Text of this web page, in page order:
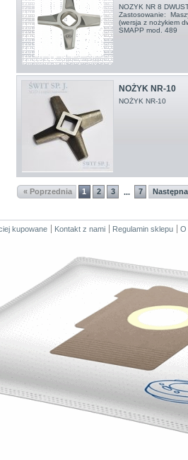
NOZYK NR 8
Zastosowanie:
(wersja z nożykiem
SMAPP mod. 489
NOŻYK NR-10
NOŻYK NR-10
« Poprzednia 1 2 3 ... 7
kupowane Kontakt z nami Regulamin sklepu O